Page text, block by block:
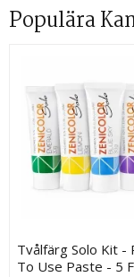
Populära
Tvålfärg Solo Kit -
To Use Paste - 5